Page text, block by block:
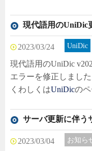
現代語用のUniDic
2023/03/24 UniDic
現代語用のUniDic
エラーを修正しました
くわしくはUniDicのペ
サーバ更新に伴う
2023/03/04 お知ら